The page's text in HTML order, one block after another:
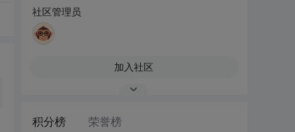
社区管理员
加入社区
积分榜 荣誉榜